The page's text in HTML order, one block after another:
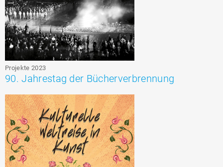
Projekte 2023
90. Jahrestag der Bücherverbrennung